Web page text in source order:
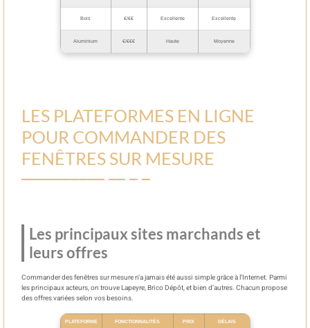
Bois €/€€ Excellente Excellente
Aluminium €/€€€ Haute Moyenne
LES PLATEFORMES EN LIGNE
POUR COMMANDER DES
FENÊTRES SUR MESURE
Les principaux sites marchands et
leurs offres
Commander des fenêtres sur mesure n’a jamais été aussi simple grâce à l’Internet. Parmi
les principaux acteurs, on trouve Lapeyre, Brico Dépôt, et bien d’autres. Chacun propose
des offres variées selon vos besoins.
PLATEFORME FONCTIONNALITÉS PRIX DÉLAIS